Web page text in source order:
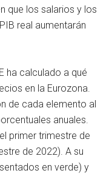
que los salarios y los
real aumentarán
ha calculado a qué
en la Eurozona.
de cada elemento al
anuales.
primer trimestre de
de 2022). A su
en verde) y